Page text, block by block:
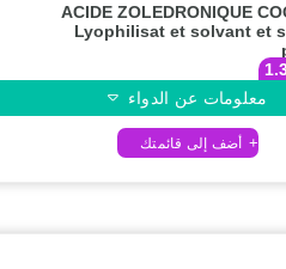
ACIDE ZOLEDRONIQUE
Lyophilisat et solvant et
معلومات عن الدواء